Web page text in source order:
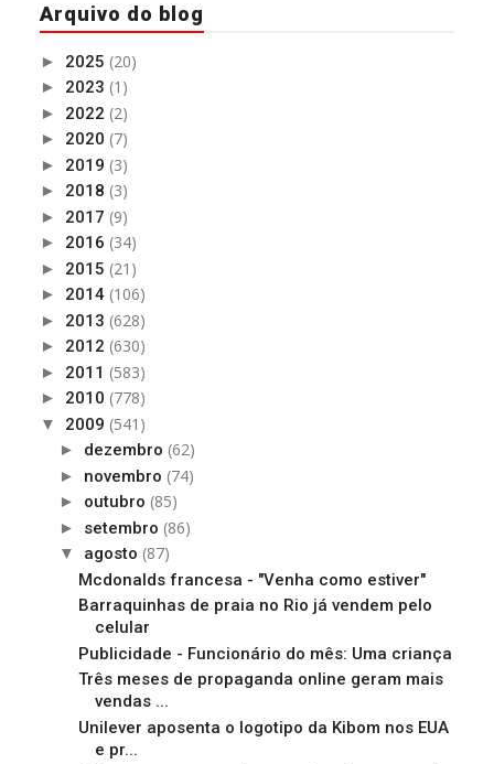
Arquivo do blog
► 2025 (20)
► 2023 (1)
► 2022 (2)
► 2020 (7)
► 2019 (3)
► 2018 (3)
► 2017 (9)
► 2016 (34)
► 2015 (21)
► 2014 (106)
► 2013 (628)
► 2012 (630)
► 2011 (583)
► 2010 (778)
▼ 2009 (541)
► dezembro (62)
► novembro (74)
► outubro (85)
► setembro (86)
▼ agosto (87)
Mcdonalds francesa - "Venha como estiver"
Barraquinhas de praia no Rio já vendem pelo
celular
Publicidade - Funcionário do mês: Uma criança
Três meses de propaganda online geram mais
vendas ...
Unilever aposenta o logotipo da Kibom nos EUA
e pr...